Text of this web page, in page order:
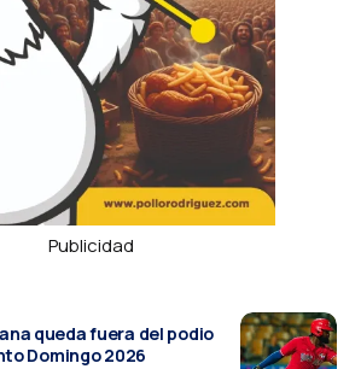
Publicidad
queda fuera del podio
Domingo 2026